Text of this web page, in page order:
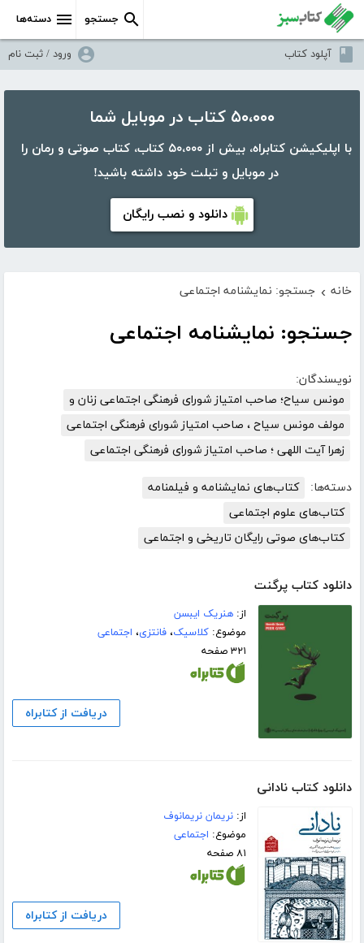
دسته‌ها جستجو
آپلود کتاب ورود / ثبت نام
۵۰،۰۰۰ کتاب در موبایل شما
با اپلیکیشن کتابراه، بیش از ۵۰،۰۰۰ کتاب، کتاب صوتی و رمان را
در موبایل و تبلت خود داشته باشید!
دانلود و نصب رایگان
خانه › جستجو: نمایشنامه اجتماعی
جستجو: نمایشنامه اجتماعی
نویسندگان:
مونس سیاح؛ صاحب امتیاز شورای فرهنگی اجتماعی زنان و
مولف مونس سیاح ، صاحب امتیاز شورای فرهنگی اجتماعی
زهرا آیت اللهی ؛ صاحب امتیاز شورای فرهنگی اجتماعی
دسته‌ها:
کتاب‌های نمایشنامه و فیلمنامه
کتاب‌های علوم اجتماعی
کتاب‌های صوتی رایگان تاریخی و اجتماعی
دانلود کتاب پرگنت
از:هنریک ایبسن
موضوع:کلاسیک،فانتزی، اجتماعی
۳۲۱ صفحه
دریافت از کتابراه
دانلود کتاب نادانی
از:نریمان نریمانوف
موضوع: اجتماعی
۸۱ صفحه
دریافت از کتابراه